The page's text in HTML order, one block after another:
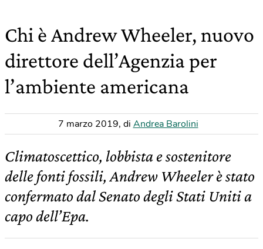
Chi è Andrew Wheeler, nuovo
direttore dell’Agenzia per
l’ambiente americana
7 marzo 2019, di Andrea Barolini
Climatoscettico, lobbista e sostenitore
delle fonti fossili, Andrew Wheeler è stato
confermato dal Senato degli Stati Uniti a
capo dell’Epa.